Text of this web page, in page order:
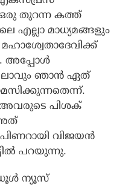
ഒരു തുറന്ന കത്ത്
എല്ലാ മാധ്യമങ്ങളും
മഹാശ്വേതാദേവിക്ക്
അപ്പോള്‍
ഞാന്‍ ഏത്
അവരുടെ പിശക്
അത്
വിജയന്‍
പറയുന്നു.
ഡൂള്‍ ന്യൂസ്